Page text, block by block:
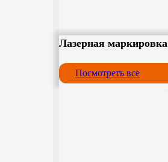
Лазерная маркировка
Посмотреть все